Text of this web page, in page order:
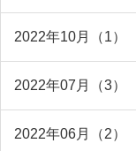
2022年10月（1）
2022年07月（3）
2022年06月（2）